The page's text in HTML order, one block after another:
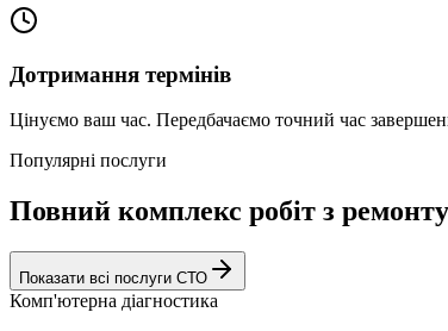
Дотримання термінів
Цінуємо ваш час. Передбачаємо точний час
Популярні послуги
Повний комплекс робіт з
Показати всі послуги СТО
Комп'ютерна діагностика